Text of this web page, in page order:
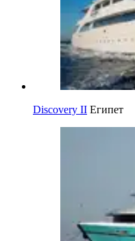
Discovery II Египет